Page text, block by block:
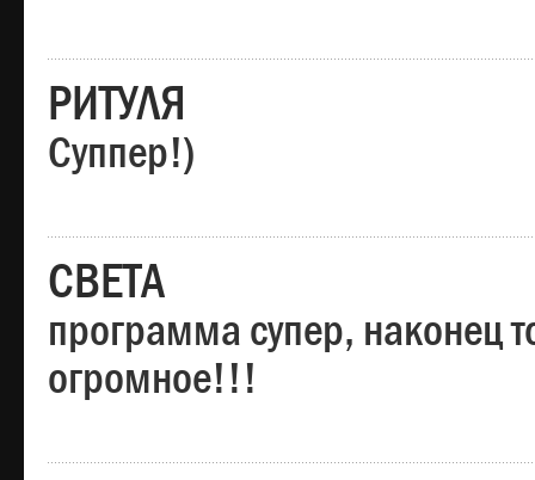
РИТУЛЯ
Суппер!)
СВЕТА
программа супер, наконец
огромное!!!